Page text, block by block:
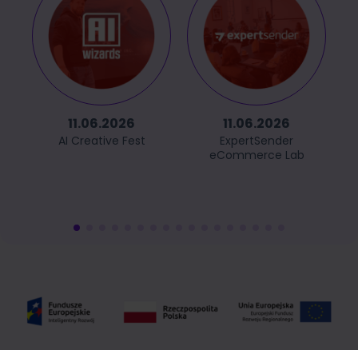
11.06.2026
AI Creative Fest
11.06.2026
ExpertSender
eCommerce Lab